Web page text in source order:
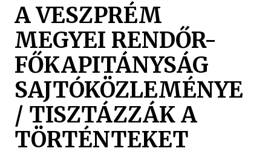
A VESZPRÉM
MEGYEI RENDŐR-
FŐKAPITÁNYSÁG
SAJTÓKÖZLEMÉNYE
/ TISZTÁZZÁK A
TÖRTÉNTEKET